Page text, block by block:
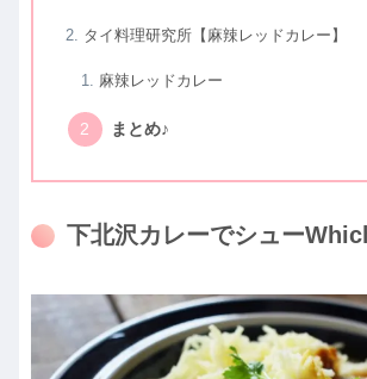
タイ料理研究所【麻辣レッドカレー】
麻辣レッドカレー
まとめ♪
下北沢カレーでシュー